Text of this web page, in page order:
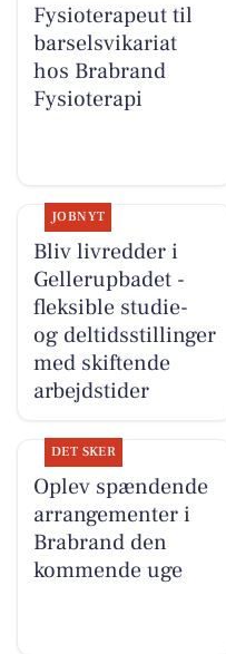
Fysioterapeut til
barselsvikariat
hos Brabrand
Fysioterapi
JOBNYT
Bliv livredder i
Gellerupbadet -
fleksible studie-
og deltidsstillinger
med skiftende
arbejdstider
DET SKER
Oplev spændende
arrangementer i
Brabrand den
kommende uge